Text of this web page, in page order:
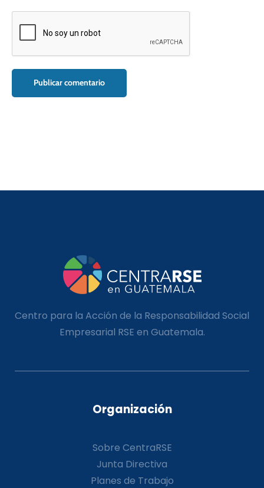
Centro para la Acción de la Responsabilidad Social
Empresarial RSE en Guatemala.
Organización
Sobre CentraRSE
Junta Directiva
Planes de Trabajo